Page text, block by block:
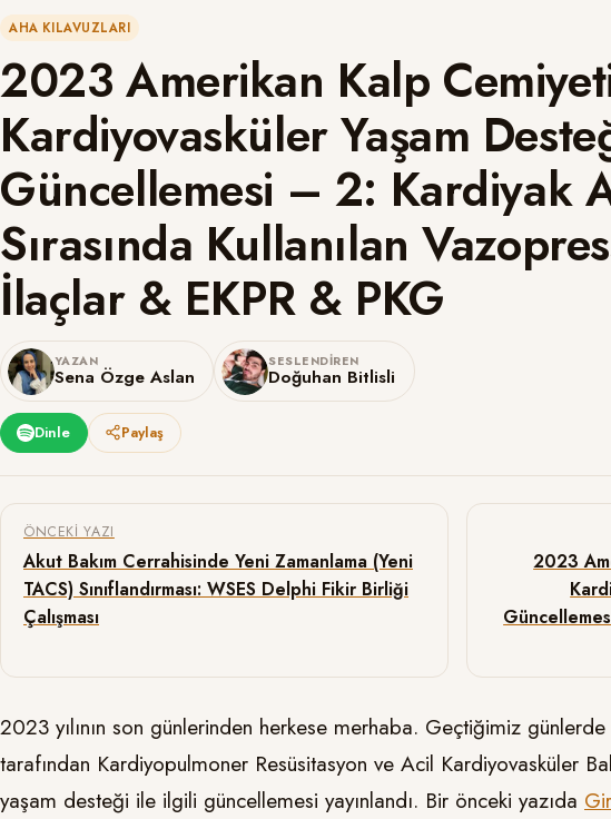
AHA KILAVUZLARI
2023 Amerikan Kalp
Kardiyovasküler Yaşam
Güncellemesi – 2: Kardiyak
Sırasında Kullanılan
İlaçlar & EKPR & PKG
YAZAN
Sena Özge Aslan
SESLENDIREN
Doğuhan Bitlisli
Dinle Paylaş
Yazı gezinmesi
ÖNCEKI YAZI
Akut Bakım Cerrahisinde Yeni Zamanlama (Yeni
TACS) Sınıflandırması: WSES Delphi Fikir Birliği
Çalışması
2023
2023 yılının son günlerinden herkese merhaba. Geçtiğimiz
tarafından Kardiyopulmoner Resüsitasyon ve Acil Kardiyovasküler
yaşam desteği ile ilgili güncellemesi yayınlandı. Bir önceki yazıda